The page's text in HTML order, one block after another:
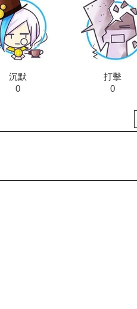
沉默
0
打擊
0